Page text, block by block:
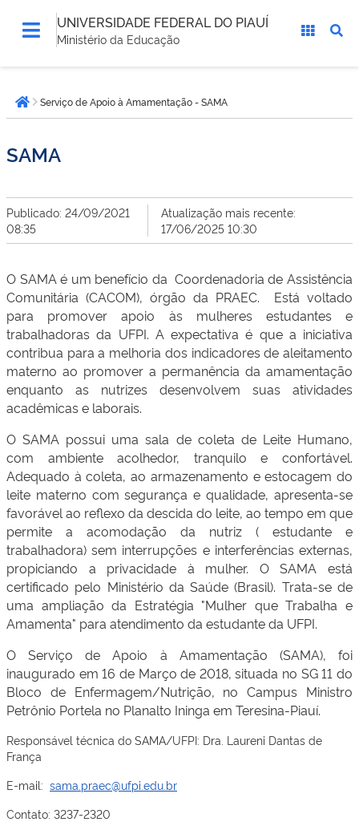
UNIVERSIDADE FEDERAL DO PIAUÍ
Ministério da Educação
está
aqui:Página inicial
Serviço de Apoio à Amamentação - SAMA
SAMA
Publicado: 24/09/2021
08:35
Atualização mais recente:
17/06/2025 10:30
O SAMA é um benefício da Coordenadoria de Assistência
Comunitária (CACOM), órgão da PRAEC. Está voltado
para promover apoio às mulheres estudantes e
trabalhadoras da UFPI. A expectativa é que a iniciativa
contribua para a melhoria dos indicadores de aleitamento
materno ao promover a permanência da amamentação
enquanto as nutrizes desenvolvem suas atividades
acadêmicas e laborais.
O SAMA possui uma sala de coleta de Leite Humano,
com ambiente acolhedor, tranquilo e confortável.
Adequado à coleta, ao armazenamento e estocagem do
leite materno com segurança e qualidade, apresenta-se
favorável ao reflexo da descida do leite, ao tempo em que
permite a acomodação da nutriz ( estudante e
trabalhadora) sem interrupções e interferências externas,
propiciando a privacidade à mulher. O SAMA está
certificado pelo Ministério da Saúde (Brasil). Trata-se de
uma ampliação da Estratégia "Mulher que Trabalha e
Amamenta" para atendimento da estudante da UFPI.
O Serviço de Apoio à Amamentação (SAMA), foi
inaugurado em 16 de Março de 2018, situada no SG 11 do
Bloco de Enfermagem/Nutrição, no Campus Ministro
Petrônio Portela no Planalto Ininga em Teresina-Piauí.
Responsável técnica do SAMA/UFPI: Dra. Laureni Dantas de
França
E-mail: sama.praec@ufpi.edu.br
Contato: 3237-2320